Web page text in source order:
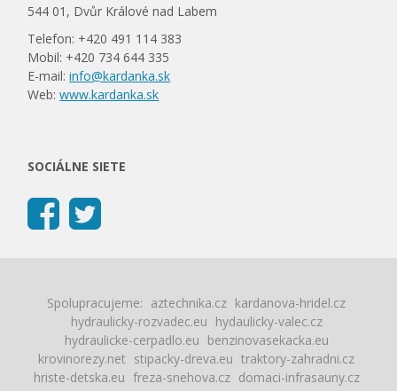
544 01, Dvůr Králové nad Labem
Telefon: +420 491 114 383
Mobil: +420 734 644 335
E-mail:info@kardanka.sk
Web:www.kardanka.sk
SOCIÁLNE SIETE
Spolupracujeme: aztechnika.cz kardanova-hridel.cz
hydraulicky-rozvadec.eu hydaulicky-valec.cz
hydraulicke-cerpadlo.eu benzinovasekacka.eu
krovinorezy.net stipacky-dreva.eu traktory-zahradni.cz
hriste-detska.eu freza-snehova.cz domaci-infrasauny.cz